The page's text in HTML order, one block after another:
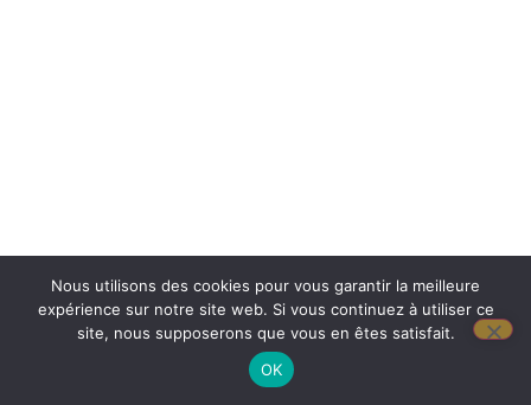
Nous utilisons des cookies pour vous garantir la meilleure
expérience sur notre site web. Si vous continuez à utiliser ce
site, nous supposerons que vous en êtes satisfait.
OK